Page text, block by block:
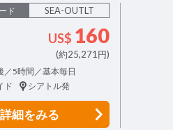
ド SEA-OUTLT
US$ 160
(約25,271円)
／5時間／基本毎日
ド
シアトル発
詳細をみる